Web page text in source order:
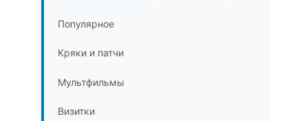
Популярное
Кряки и патчи
Мультфильмы
Визитки